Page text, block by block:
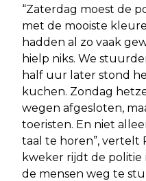
“Zaterdag moest de
met de mooiste
hadden al zo vaak
hielp niks. We
half uur later stond
kuchen. Zondag
wegen afgesloten,
toeristen. En niet
taal te horen”, vertelt
kweker rijdt de
de mensen weg te